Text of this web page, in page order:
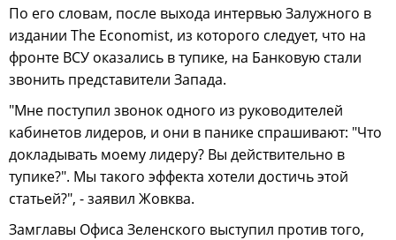
По его словам, после выхода интервью Залужного в
издании The Economist, из которого следует, что на
фронте ВСУ оказались в тупике, на Банковую стали
звонить представители Запада.
"Мне поступил звонок одного из руководителей
кабинетов лидеров, и они в панике спрашивают: "Что
докладывать моему лидеру? Вы действительно в
тупике?". Мы такого эффекта хотели достичь этой
статьей?", - заявил Жовква.
Замглавы Офиса Зеленского выступил против того,